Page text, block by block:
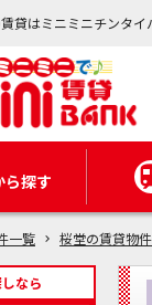
貸はミニミニチンタイ
ら探す
一覧 桜堂の賃貸物
なら